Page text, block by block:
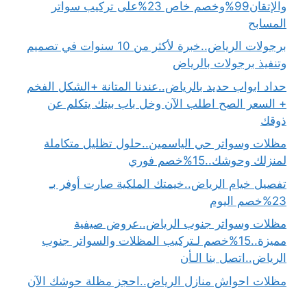
والإتقان99%وخصم خاص 23%على تركيب سواتر
المسابح
برجولات الرياض..خبرة لأكثر من 10 سنوات في تصميم
وتنفيذ برجولات بالرياض
حداد ابواب حديد بالرياض..عندنا المتانة +الشكل الفخم
+ السعر الصح اطلب الآن وخل باب بيتك يتكلم عن
ذوقك
مظلات وسواتر حي الياسمين..حلول تظليل متكاملة
لمنزلك وحوشك..15%خصم فوري
تفصيل خيام الرياض..خيمتك الملكية صارت أوفر بـ
23%خصم اليوم
مظلات وسواتر جنوب الرياض..عروض صيفية
مميزة..15%خصم لـتركيب المظلات والسواتر جنوب
الرياض..اتصل بنا الـأن
مظلات احواش منازل الرياض..احجز مظلة حوشك الآن